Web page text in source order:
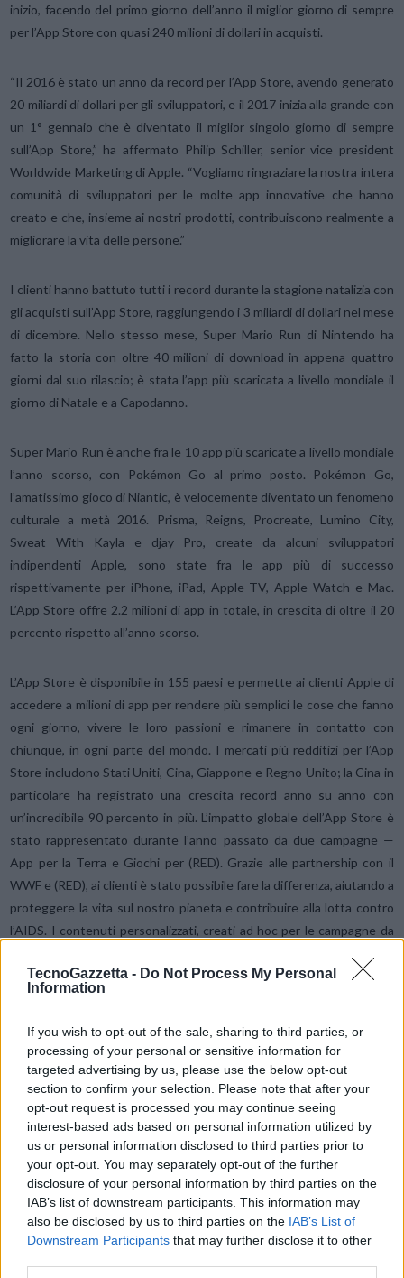
TecnoGazzetta - Do Not Process My Personal
Information
If you wish to opt-out of the sale, sharing to third parties, or
processing of your personal or sensitive information for
targeted advertising by us, please use the below opt-out
section to confirm your selection. Please note that after your
opt-out request is processed you may continue seeing
interest-based ads based on personal information utilized by
us or personal information disclosed to third parties prior to
your opt-out. You may separately opt-out of the further
disclosure of your personal information by third parties on the
IAB’s list of downstream participants. This information may
also be disclosed by us to third parties on the IAB’s List of
Downstream Participants that may further disclose it to other
inizio, facendo del primo giorno dell’anno il miglior giorno di sempre
per l’App Store con quasi 240 milioni di dollari in acquisti.
“Il 2016 è stato un anno da record per l’App Store, avendo generato
20 miliardi di dollari per gli sviluppatori, e il 2017 inizia alla grande con
un 1° gennaio che è diventato il miglior singolo giorno di sempre
sull’App Store,” ha affermato Philip Schiller, senior vice president
Worldwide Marketing di Apple. “Vogliamo ringraziare la nostra intera
comunità di sviluppatori per le molte app innovative che hanno
creato e che, insieme ai nostri prodotti, contribuiscono realmente a
migliorare la vita delle persone.”
I clienti hanno battuto tutti i record durante la stagione natalizia con
gli acquisti sull’App Store, raggiungendo i 3 miliardi di dollari nel mese
di dicembre. Nello stesso mese, Super Mario Run di Nintendo ha
fatto la storia con oltre 40 milioni di download in appena quattro
giorni dal suo rilascio; è stata l’app più scaricata a livello mondiale il
giorno di Natale e a Capodanno.
Super Mario Run è anche fra le 10 app più scaricate a livello mondiale
l’anno scorso, con Pokémon Go al primo posto. Pokémon Go,
l’amatissimo gioco di Niantic, è velocemente diventato un fenomeno
culturale a metà 2016. Prisma, Reigns, Procreate, Lumino City,
Sweat With Kayla e djay Pro, create da alcuni sviluppatori
indipendenti Apple, sono state fra le app più di successo
rispettivamente per iPhone, iPad, Apple TV, Apple Watch e Mac.
L’App Store offre 2.2 milioni di app in totale, in crescita di oltre il 20
percento rispetto all’anno scorso.
L’App Store è disponibile in 155 paesi e permette ai clienti Apple di
accedere a milioni di app per rendere più semplici le cose che fanno
ogni giorno, vivere le loro passioni e rimanere in contatto con
chiunque, in ogni parte del mondo. I mercati più redditizi per l’App
Store includono Stati Uniti, Cina, Giappone e Regno Unito; la Cina in
particolare ha registrato una crescita record anno su anno con
un’incredibile 90 percento in più. L’impatto globale dell’App Store è
stato rappresentato durante l’anno passato da due campagne —
App per la Terra e Giochi per (RED). Grazie alle partnership con il
WWF e (RED), ai clienti è stato possibile fare la differenza, aiutando a
proteggere la vita sul nostro pianeta e contribuire alla lotta contro
l’AIDS. I contenuti personalizzati, creati ad hoc per le campagne da
aiutato a raccogliere oltre 17 milioni di dollari in totale per le due
organizzazioni.
Con l’introduzione delle app per iMessage e SiriKit in iOS 10, gli
sviluppatori hanno creato nuovi eccezionali tipologie di esperienze
all’interno delle app. Gli utenti iPhone e iPad hanno ora a
disposizione oltre 21.000 app per iMessage per inviare sticker e
interagire facilmente con amici, e, per la prima volta in assoluto, gli
utenti possono chiedere a Siri di prenotare taxi, fare pagamenti,
richiamare un contatto e altro ancora.
Grazie ai servizi in abbonamento, disponibili dallo scorso autunno